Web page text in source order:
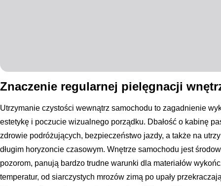
Znaczenie regularnej pielęgnacji
Utrzymanie czystości wewnątrz samochodu to zagadnienie
estetykę i poczucie wizualnego porządku. Dbałość o kabinę
zdrowie podróżujących, bezpieczeństwo jazdy, a także na
długim horyzoncie czasowym. Wnętrze samochodu jest
pozorom, panują bardzo trudne warunki dla materiałów
temperatur, od siarczystych mrozów zimą po upały